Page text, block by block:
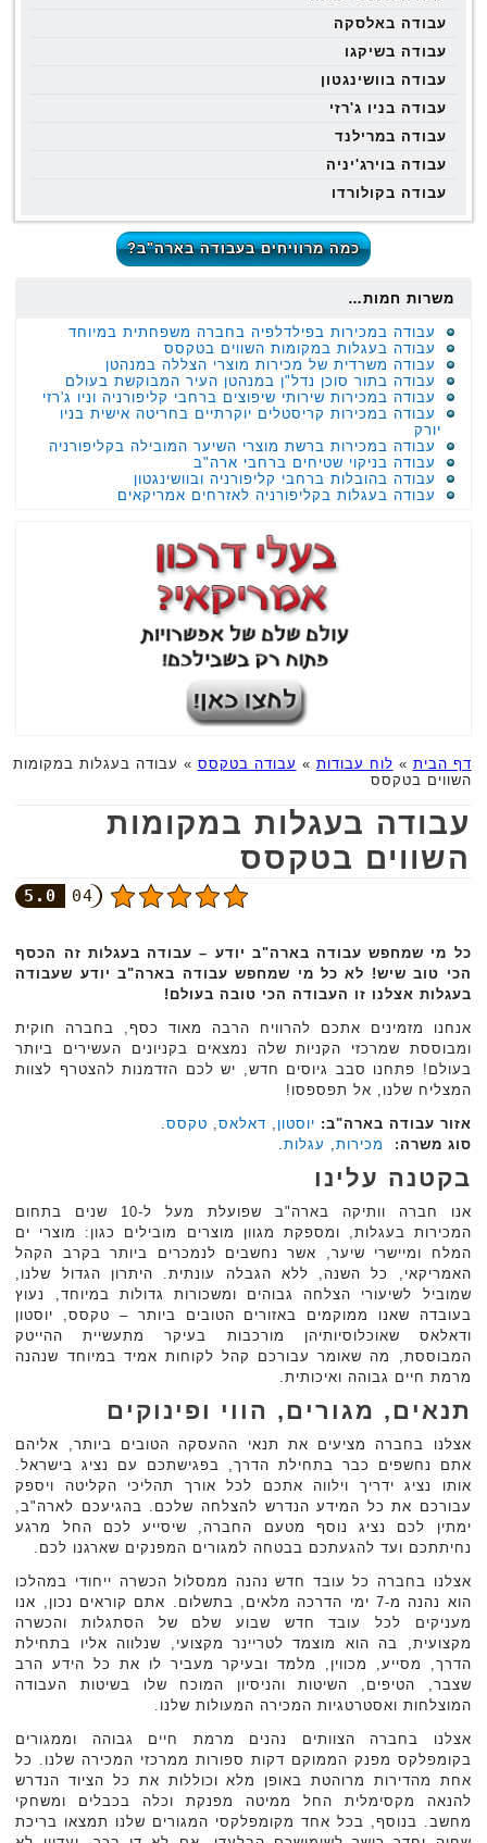
עבודה באלסקה
עבודה בשיקגו
עבודה בוושינגטון
עבודה בניו ג'רזי
עבודה במרילנד
עבודה בוירג'יניה
עבודה בקולורדו
כמה מרוויחים בעבודה בארה"ב?
משרות חמות…
עבודה במכירות בפילדלפיה בחברה משפחתית במיוחד
עבודה בעגלות במקומות השווים בטקסס
עבודה משרדית של מכירות מוצרי הצללה במנהטן
עבודה בתור סוכן נדל"ן במנהטן העיר המבוקשת בעולם
עבודה במכירות שירותי שיפוצים ברחבי קליפורניה וניו ג'רזי
עבודה במכירות קריסטלים יוקרתיים בחריטה אישית בניו
יורק
עבודה במכירות ברשת מוצרי השיער המובילה בקליפורניה
עבודה בניקוי שטיחים ברחבי ארה"ב
עבודה בהובלות ברחבי קליפורניה ובוושינגטון
עבודה בעגלות בקליפורניה לאזרחים אמריקאים
דף הבית » לוח עבודות » עבודה בטקסס » עבודה בעגלות במקומות
השווים בטקסס
עבודה בעגלות במקומות
השווים בטקסס
5.0 04
כל מי שמחפש עבודה בארה"ב יודע – עבודה בעגלות זה הכסף
הכי טוב שיש! לא כל מי שמחפש עבודה בארה"ב יודע שעבודה
בעגלות אצלנו זו העבודה הכי טובה בעולם!
אנחנו מזמינים אתכם להרוויח הרבה מאוד כסף, בחברה חוקית
ומבוססת שמרכזי הקניות שלה נמצאים בקניונים העשירים ביותר
בעולם! פתחנו סבב גיוסים חדש, יש לכם הזדמנות להצטרף לצוות
המצליח שלנו, אל תפספסו!
אזור עבודה בארה"ב: יוסטון דאלאס טקסס
סוג משרה:
מכירות עגלות
בקטנה עלינו
אנו חברה וותיקה בארה"ב שפועלת מעל ל-10 שנים בתחום
המכירות בעגלות, ומספקת מגוון מוצרים מובילים כגון: מוצרי ים
המלח ומיישרי שיער, אשר נחשבים לנמכרים ביותר בקרב הקהל
האמריקאי, כל השנה, ללא הגבלה עונתית. היתרון הגדול שלנו,
שמוביל לשיעורי הצלחה גבוהים ומשכורות גדולות במיוחד, נעוץ
בעובדה שאנו ממוקמים באזורים הטובים ביותר – טקסס, יוסטון
ודאלאס שאוכלוסיותיהן מורכבות בעיקר מתעשיית ההייטק
המבוססת, מה שאומר עבורכם קהל לקוחות אמיד במיוחד שנהנה
מרמת חיים גבוהה ואיכותית.
תנאים, מגורים, הווי ופינוקים
אצלנו בחברה מציעים את תנאי ההעסקה הטובים ביותר, אליהם
אתם נחשפים כבר בתחילת הדרך, בפגישתכם עם נציג בישראל.
אותו נציג ידריך וילווה אתכם לכל אורך תהליכי הקליטה ויספק
עבורכם את כל המידע הנדרש להצלחה שלכם. בהגיעכם לארה"ב,
ימתין לכם נציג נוסף מטעם החברה, שיסייע לכם החל מרגע
נחיתתכם ועד להגעתכם בבטחה למגורים המפנקים שארגנו לכם.
אצלנו בחברה כל עובד חדש נהנה ממסלול הכשרה ייחודי במהלכו
הוא נהנה מ-7 ימי הדרכה מלאים, בתשלום. אתם קוראים נכון, אנו
מעניקים לכל עובד חדש שבוע שלם של הסתגלות והכשרה
מקצועית, בה הוא מוצמד לטריינר מקצועי, שנלווה אליו בתחילת
הדרך, מסייע, מכווין, מלמד ובעיקר מעביר לו את כל הידע הרב
שצבר, הטיפים, השיטות והניסיון המוכח שלו בשיטות העבודה
המוצלחות ואסטרטגיות המכירה המעולות שלנו.
אצלנו בחברה הצוותים נהנים מרמת חיים גבוהה וממגורים
בקומפלקס מפנק הממוקם דקות ספורות ממרכזי המכירה שלנו. כל
אחת מהדירות מרוהטת באופן מלא וכוללות את כל הציוד הנדרש
להנאה מקסימלית החל ממיטה מפנקת וכלה בכבלים ומשחקי
מחשב. בנוסף, בכל אחד מקומפלקסי המגורים שלנו תמצאו בריכת